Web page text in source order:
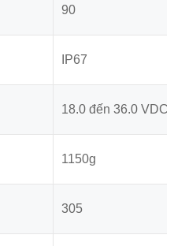
90
IP67
18.0 đến 36.0 VDC
1150g
305